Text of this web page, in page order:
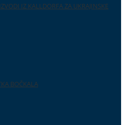
IZ KALLDORFA ZA UKRAJINSKE
BOČKALA